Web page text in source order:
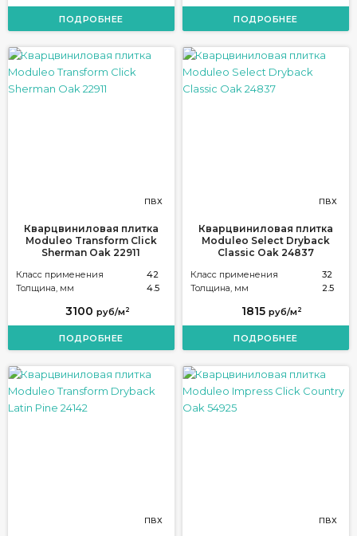
ПОДРОБНЕЕ ПОДРОБНЕЕ
ПВХ
Кварцвиниловая плитка
Moduleo Transform Click
Sherman Oak 22911
Класс применения
42
Толщина, мм
4.5
3100 руб/м 2
ПОДРОБНЕЕ
ПВХ
Кварцвиниловая плитка
Moduleo Select Dryback
Classic Oak 24837
Класс применения
32
Толщина, мм
2.5
1815 руб/м 2
ПОДРОБНЕЕ
ПВХ ПВХ